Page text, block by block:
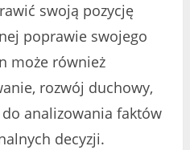
swoją pozycję
poprawie swojego
może również
rozwój duchowy,
analizowania faktów
decyzji.